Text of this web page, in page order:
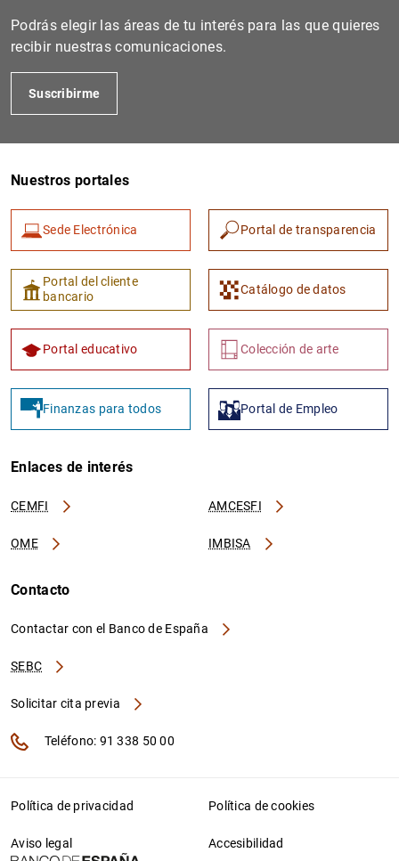
1 2
Podrás elegir las áreas de tu interés para las que quieres
recibir nuestras comunicaciones.
Suscribirme
Nuestros portales
Sede Electrónica Portal de transparencia
Portal del cliente
bancario
Catálogo de datos
Portal educativo Colección de arte
Finanzas para todos Portal de Empleo
Enlaces de interés
CEMFI AMCESFI
OME IMBISA
Contacto
Contactar con el Banco de España
SEBC
Solicitar cita previa
Teléfono: 91 338 50 00
Política de privacidad Política de cookies
Aviso legal Accesibilidad